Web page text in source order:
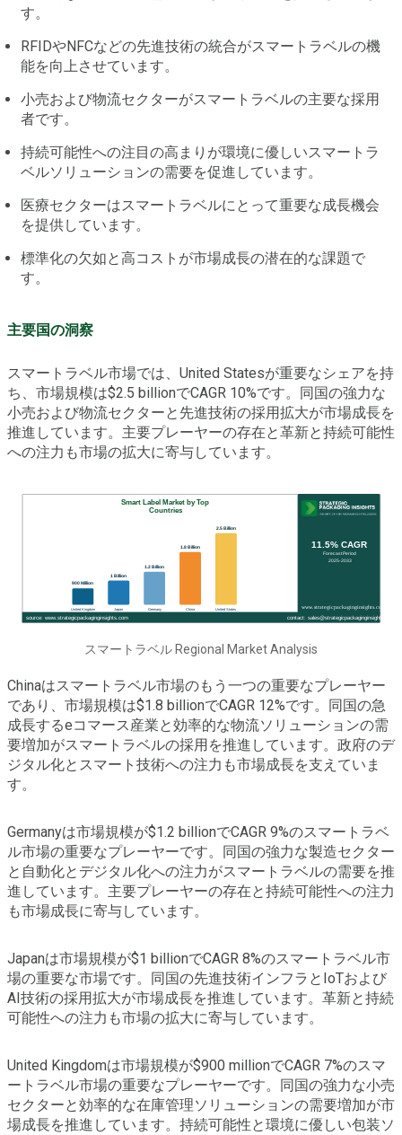
す。
RFIDやNFCなどの先進技術の統合がスマートラベルの機
能を向上させています。
小売および物流セクターがスマートラベルの主要な採用
者です。
持続可能性への注目の高まりが環境に優しいスマートラ
ベルソリューションの需要を促進しています。
医療セクターはスマートラベルにとって重要な成長機会
を提供しています。
標準化の欠如と高コストが市場成長の潜在的な課題で
す。
主要国の洞察
スマートラベル市場では、United Statesが重要なシェアを持
ち、市場規模は$2.5 billionでCAGR 10%です。同国の強力な
小売および物流セクターと先進技術の採用拡大が市場成長を
推進しています。主要プレーヤーの存在と革新と持続可能性
への注力も市場の拡大に寄与しています。
スマートラベル Regional Market Analysis
Chinaはスマートラベル市場のもう一つの重要なプレーヤー
であり、市場規模は$1.8 billionでCAGR 12%です。同国の急
成長するeコマース産業と効率的な物流ソリューションの需
要増加がスマートラベルの採用を推進しています。政府のデ
ジタル化とスマート技術への注力も市場成長を支えていま
す。
Germanyは市場規模が$1.2 billionでCAGR 9%のスマートラベ
ル市場の重要なプレーヤーです。同国の強力な製造セクター
と自動化とデジタル化への注力がスマートラベルの需要を推
進しています。主要プレーヤーの存在と持続可能性への注力
も市場成長に寄与しています。
Japanは市場規模が$1 billionでCAGR 8%のスマートラベル市
場の重要な市場です。同国の先進技術インフラとIoTおよび
AI技術の採用拡大が市場成長を推進しています。革新と持続
可能性への注力も市場の拡大に寄与しています。
United Kingdomは市場規模が$900 millionでCAGR 7%のスマ
ートラベル市場の重要なプレーヤーです。同国の強力な小売
セクターと効率的な在庫管理ソリューションの需要増加が市
場成長を推進しています。持続可能性と環境に優しい包装ソ